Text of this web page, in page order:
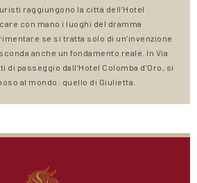
raggiungono la città dell’Hotel
con mano i luoghi del dramma
se si tratta solo di un’invenzione
anche un fondamento reale. In Via
di passeggio dall’Hotel Colomba d’Oro, si
al mondo: quello di Giulietta.